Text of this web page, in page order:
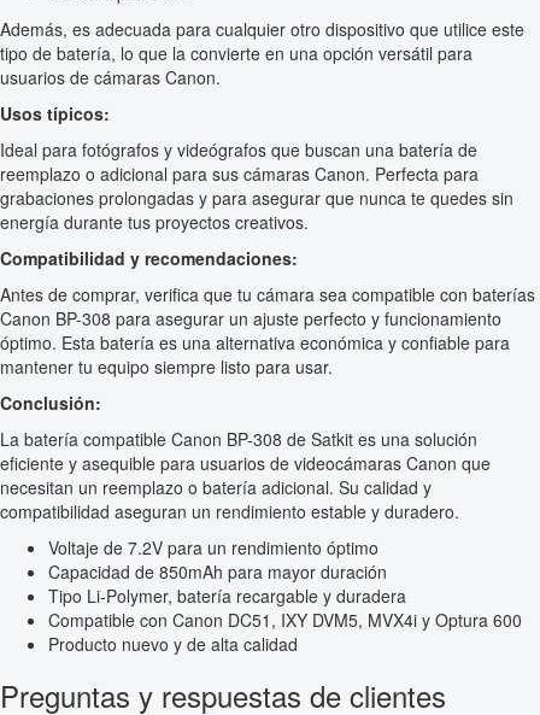
Además, es adecuada para cualquier otro dispositivo que utilice este
tipo de batería, lo que la convierte en una opción versátil para
usuarios de cámaras Canon.
Usos típicos:
Ideal para fotógrafos y videógrafos que buscan una batería de
reemplazo o adicional para sus cámaras Canon. Perfecta para
grabaciones prolongadas y para asegurar que nunca te quedes sin
energía durante tus proyectos creativos.
Compatibilidad y recomendaciones:
Antes de comprar, verifica que tu cámara sea compatible con baterías
Canon BP-308 para asegurar un ajuste perfecto y funcionamiento
óptimo. Esta batería es una alternativa económica y confiable para
mantener tu equipo siempre listo para usar.
Conclusión:
La batería compatible Canon BP-308 de Satkit es una solución
eficiente y asequible para usuarios de videocámaras Canon que
necesitan un reemplazo o batería adicional. Su calidad y
compatibilidad aseguran un rendimiento estable y duradero.
Voltaje de 7.2V para un rendimiento óptimo
Capacidad de 850mAh para mayor duración
Tipo Li-Polymer, batería recargable y duradera
Compatible con Canon DC51, IXY DVM5, MVX4i y Optura 600
Producto nuevo y de alta calidad
Preguntas y respuestas de clientes